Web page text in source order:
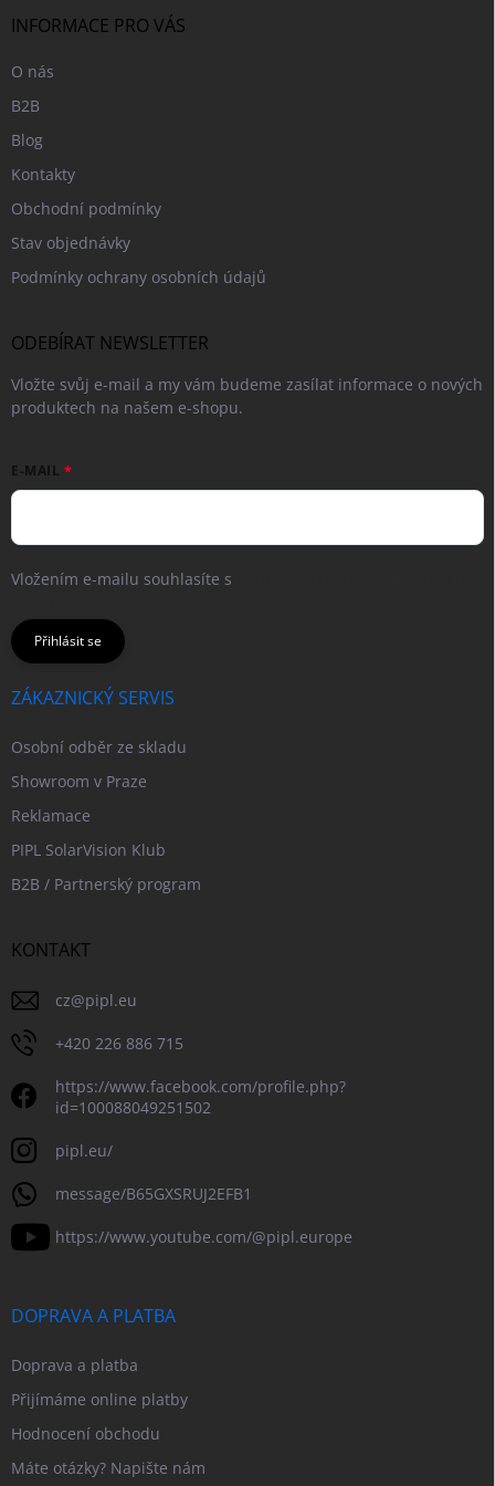
INFORMACE PRO VÁS
O nás
B2B
Blog
Kontakty
Obchodní podmínky
Stav objednávky
Podmínky ochrany osobních údajů
ODEBÍRAT NEWSLETTER
Vložte svůj e-mail a my vám budeme zasílat informace o nových
produktech na našem e-shopu.
E-MAIL
Vložením e-mailu souhlasíte s
Přihlásit se
ZÁKAZNICKÝ SERVIS
Osobní odběr ze skladu
Showroom v Praze
Reklamace
PIPL SolarVision Klub
B2B / Partnerský program
KONTAKT
cz@pipl.eu
+420 226 886 715
https://www.facebook.com/profile.php?
id=100088049251502
pipl.eu/
message/B65GXSRUJ2EFB1
https://www.youtube.com/@pipl.europe
DOPRAVA A PLATBA
Doprava a platba
Přijímáme online platby
Hodnocení obchodu
Máte otázky? Napište nám